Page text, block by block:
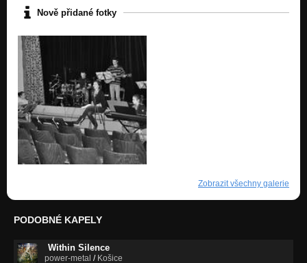
Nově přidané fotky
Zobrazit všechny galerie
PODOBNÉ KAPELY
Within Silence
power-metal / Košice